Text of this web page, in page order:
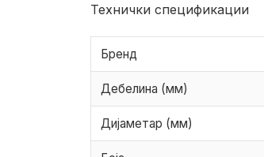
Технички спецификации
Бренд
Дебелина (мм)
Дијаметар (мм)